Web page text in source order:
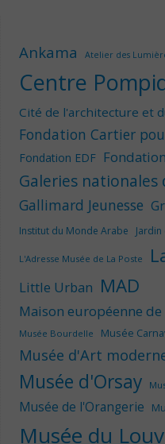
Ankama Atelier des
Centre
Cité de l'architecture et
Fondation Cartier
Fondation EDF
Galeries nationales
Gallimard Jeunesse
Institut du Monde Arabe
L'Adresse Musée de La Poste
Little Urban MAD
Maison européenne
Musée Bourdelle
Musée
Musée d'Art
Musée d'Orsay
Musée de l'Orangerie
Musée du